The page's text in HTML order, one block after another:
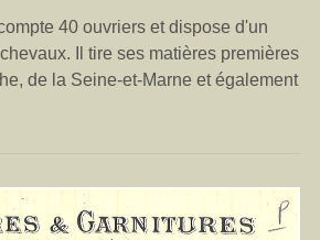
40 ouvriers et dispose d'un
Il tire ses matières premières
de la Seine-et-Marne et également